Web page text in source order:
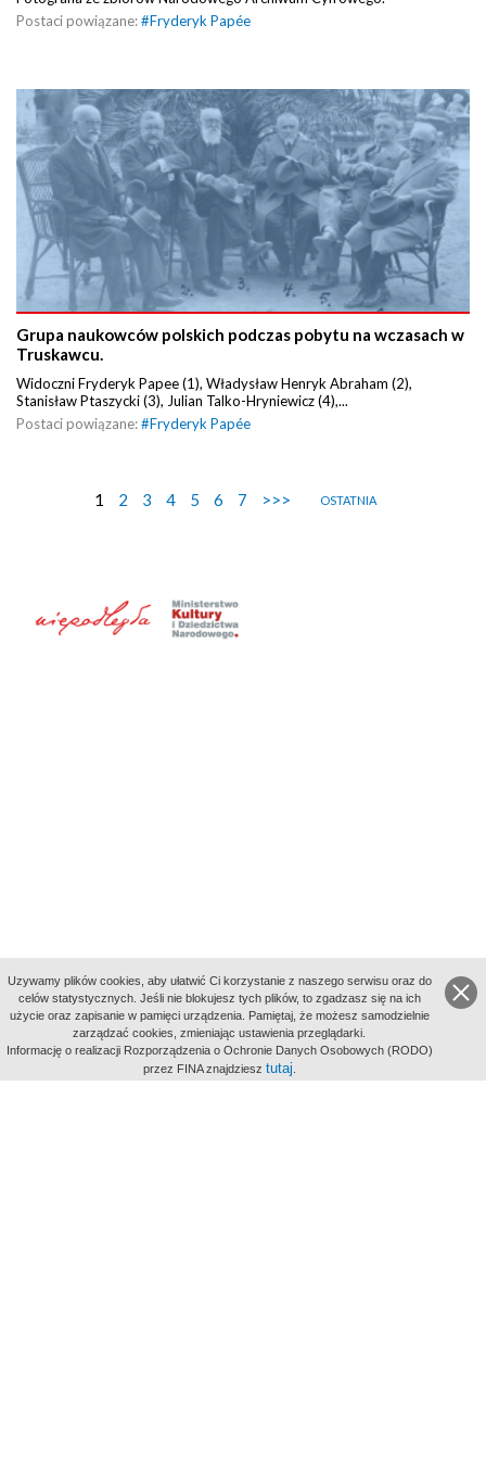
Postaci powiązane:#Fryderyk Papée
Grupa naukowców polskich podczas pobytu na wczasach w
Truskawcu.
Widoczni Fryderyk Papee (1), Władysław Henryk Abraham (2),
Stanisław Ptaszycki (3), Julian Talko-Hryniewicz (4),...
Postaci powiązane:#Fryderyk Papée
1 2 3 4 5 6 7 >>> OSTATNIA
aktywności
Uzywamy plików cookies, aby ułatwić Ci korzystanie z naszego serwisu oraz do
celów statystycznych. Jeśli nie blokujesz tych plików, to zgadzasz się na ich
użycie oraz zapisanie w pamięci urządzenia. Pamiętaj, że możesz samodzielnie
zarządzać cookies, zmieniając ustawienia przeglądarki.
Informację o realizacji Rozporządzenia o Ochronie Danych Osobowych (RODO)
przez FINA znajdziesz tutaj